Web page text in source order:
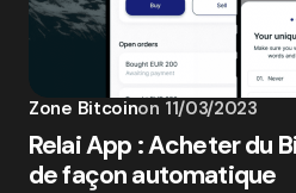
Zone Bitcoinon 11/03/2023
Relai App : Acheter du
de façon automatique